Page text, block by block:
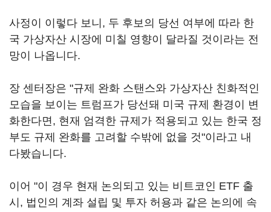
사정이 이렇다 보니, 두 후보의 당선 여부에 따라 한
국 가상자산 시장에 미칠 영향이 달라질 것이라는 전
망이 나옵니다.
장 센터장은 "규제 완화 스탠스와 가상자산 친화적인
모습을 보이는 트럼프가 당선돼 미국 규제 환경이 변
화한다면, 현재 엄격한 규제가 적용되고 있는 한국 정
부도 규제 완화를 고려할 수밖에 없을 것"이라고 내
다봤습니다.
이어 "이 경우 현재 논의되고 있는 비트코인 ETF 출
시, 법인의 계좌 설립 및 투자 허용과 같은 논의에 속